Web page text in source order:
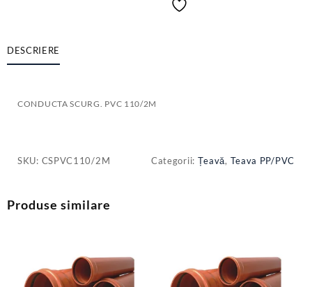
DESCRIERE
CONDUCTA SCURG. PVC 110/2M
SKU: CSPVC110/2M Categorii: Țeavă, Teava PP/PVC
Produse similare